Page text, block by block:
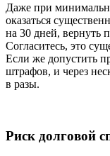
Даже при
оказаться
на 30 дней, вернуть
Согласитесь, это
Если же допустить
штрафов, и через
в разы.
Риск долговой